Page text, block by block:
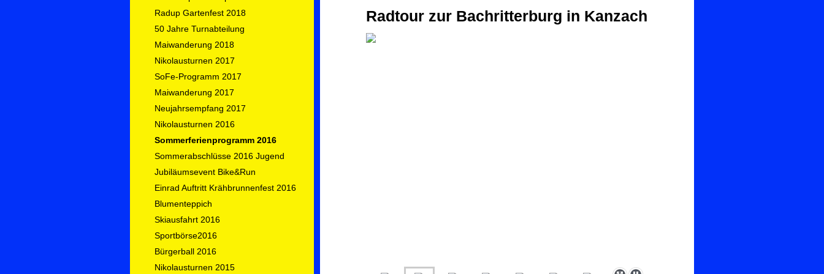
Radup Gartenfest 2018
50 Jahre Turnabteilung
Maiwanderung 2018
Nikolausturnen 2017
SoFe-Programm 2017
Maiwanderung 2017
Neujahrsempfang 2017
Nikolausturnen 2016
Sommerferienprogramm 2016
Sommerabschlüsse 2016 Jugend
Jubiläumsevent Bike&Run
Einrad Auftritt Krähbrunnenfest 2016
Blumenteppich
Skiausfahrt 2016
Sportbörse2016
Bürgerball 2016
Nikolausturnen 2015
Radtour zur Bachritterburg in Kanzach